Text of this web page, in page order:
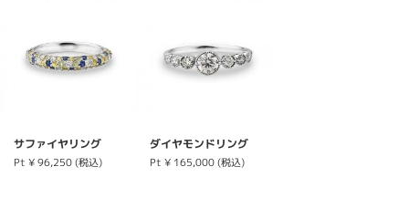
サファイヤリング
Pt ¥ 96,250 (税込)
ダイヤモンドリング
Pt ¥ 165,000 (税込)